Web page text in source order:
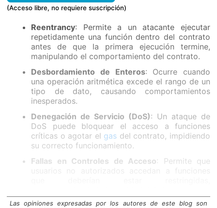
(Acceso libre, no requiere suscripción)
Reentrancy: Permite a un atacante ejecutar
repetidamente una función dentro del contrato
antes de que la primera ejecución termine,
manipulando el comportamiento del contrato.
Desbordamiento de Enteros: Ocurre cuando
una operación aritmética excede el rango de un
tipo de dato, causando comportamientos
inesperados.
Denegación de Servicio (DoS): Un ataque de
DoS puede bloquear el acceso a funciones
críticas o agotar el gas del contrato, impidiendo
su correcto funcionamiento.
Fallas en Controles de Acceso: Permite que
Información Privada en la Blockchain: La
Las opiniones expresadas por los autores de este blog son